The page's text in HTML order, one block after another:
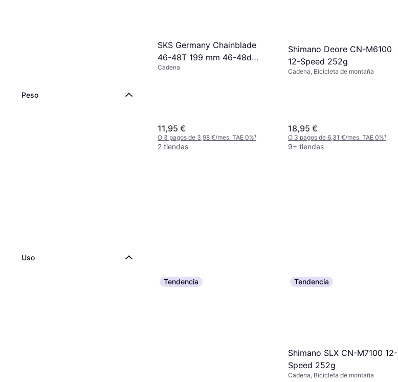
Peso
Uso
SKS Germany Chainblade
46-48T 199 mm 46-48d
Protector Bicicleta UNICA
Cadena
11,95 €
O 3 pagos de 3,98 €/mes. TAE 0%¹
2 tiendas
Shimano Deore CN-M6100
12-Speed 252g
Cadena, Bicicleta de montaña
18,95 €
O 3 pagos de 6,31 €/mes. TAE 0%¹
9+ tiendas
Tendencia Tendencia
Shimano SLX CN-M7100 12-
Speed 252g
Cadena, Bicicleta de montaña